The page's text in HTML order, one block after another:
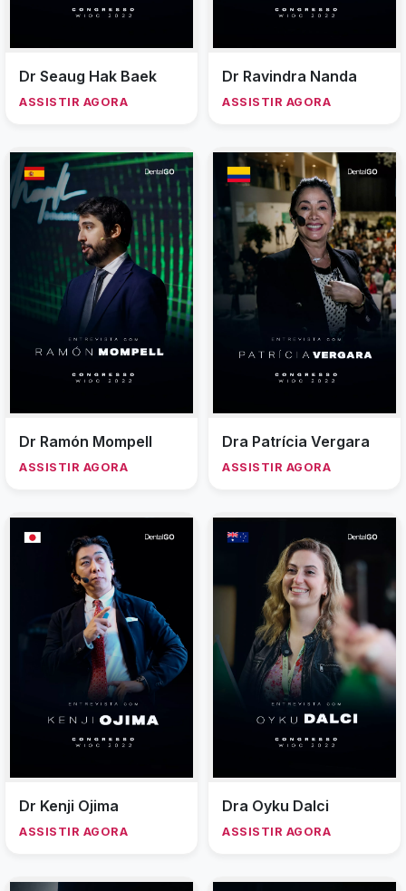
Dr Seaug Hak Baek
ASSISTIR AGORA
Dr Ravindra Nanda
ASSISTIR AGORA
Dr Ramón Mompell
ASSISTIR AGORA
Dra Patrícia Vergara
ASSISTIR AGORA
Dr Kenji Ojima
ASSISTIR AGORA
Dra Oyku Dalci
ASSISTIR AGORA